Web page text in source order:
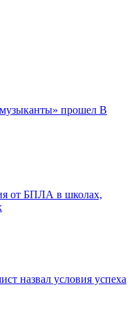
прошел В
от БПЛА в школах,
назвал условия успеха